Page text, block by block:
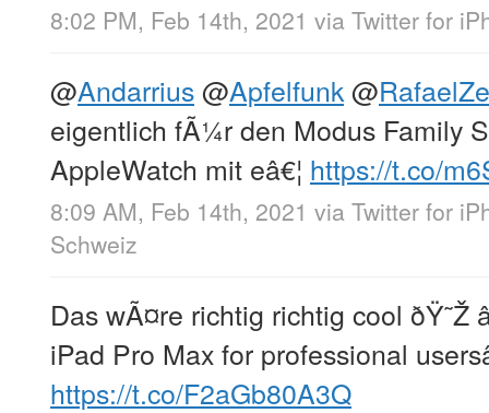
8:02 PM, Feb 14th, 2021 via Twitter for
@Andarrius@Apfelfunk@
eigentlich fÃ¼r den Modus Family
AppleWatch mit eâ€¦ https://t.co/
8:09 AM, Feb 14th, 2021 via Twitter for
Schweiz
Das wÃ¤re richtig richtig cool
iPad Pro Max for professional
https://t.co/F2aGb80A3Q